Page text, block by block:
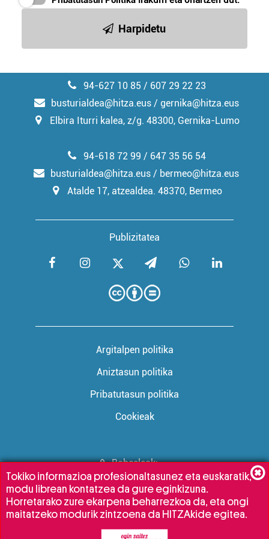
irakurri
Harpidetu
94-627 10 85 / 607 29 22 23
busturialdea@hitza.eus / gernika@hitza.eus
Elbira Iturri kalea, z/g. 48300, Gernika-Lumo
Publizitatea
94-618 72 99 / 647 35 56 54
busturialdea@hitza.eus / bermeo@hitza.eus
Atalde 17, atzealdea. 48370, Bermeo
Argitalpen politika
Aniztasun politika
Pribatutasun politika
Cookieak
Babesleak:
Tokiko informazioa profesionaltasunez eta euskaratik,
modu librean kontatzea da gure eginkizuna.
Horretarako zure ekarpena beharrezkoa da, eta ongi
maitatzeko modurik zintzoena da HITZAkide egitea.